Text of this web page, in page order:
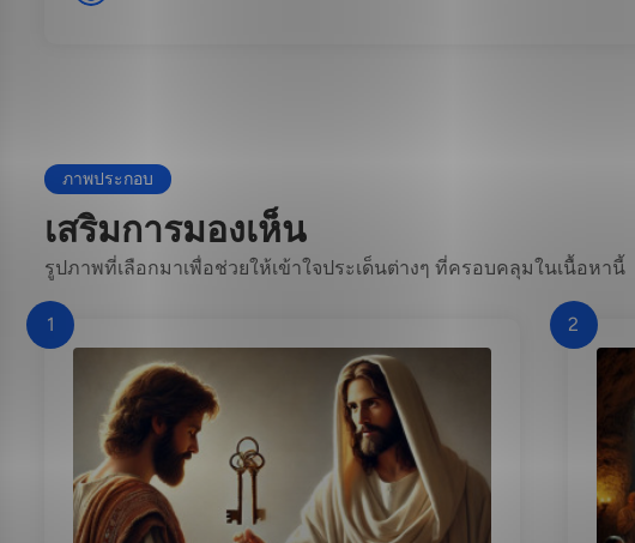
ภาพประกอบ
เสริมการมองเห็น
รูปภาพที่เลือกมาเพื่อช่วยให้เข้าใจประเด็นต่างๆ ที่ครอบคลุมในเนื้อหานี้
1 2